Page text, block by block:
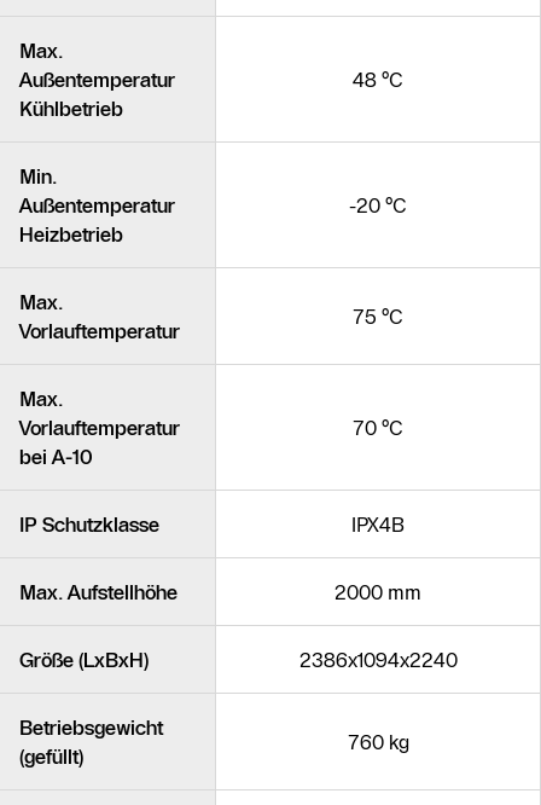
Max.
Außentemperatur
Kühlbetrieb
48 °C
Min.
Außentemperatur
Heizbetrieb
-20 °C
Max.
Vorlauftemperatur
75 °C
Max.
Vorlauftemperatur
bei A-10
70 °C
IP Schutzklasse IPX4B
Max. Aufstellhöhe 2000 mm
Größe (LxBxH) 2386x1094x2240
Betriebsgewicht
(gefüllt)
760 kg